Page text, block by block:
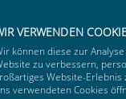
VERWENDEN
können diese zur
zu verbessern,
Website-
verwendeten Cookies